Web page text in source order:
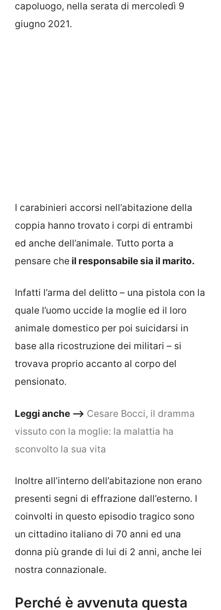
capoluogo, nella serata di mercoledì 9
giugno 2021.
I carabinieri accorsi nell’abitazione della
coppia hanno trovato i corpi di entrambi
ed anche dell’animale. Tutto porta a
pensare che il responsabile sia il marito.
Infatti l’arma del delitto – una pistola con la
quale l’uomo uccide la moglie ed il loro
animale domestico per poi suicidarsi in
base alla ricostruzione dei militari – si
trovava proprio accanto al corpo del
pensionato.
Leggi anche –> Cesare Bocci, il dramma
vissuto con la moglie: la malattia ha
sconvolto la sua vita
Inoltre all’interno dell’abitazione non erano
presenti segni di effrazione dall’esterno. I
coinvolti in questo episodio tragico sono
un cittadino italiano di 70 anni ed una
donna più grande di lui di 2 anni, anche lei
nostra connazionale.
Perché è avvenuta questa